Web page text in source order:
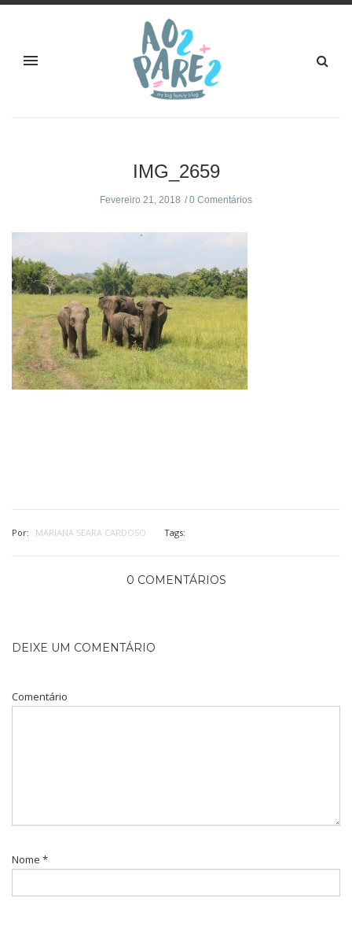
IMG_2659
Fevereiro 21, 2018 0 Comentários
Por: MARIANA SEARA CARDOSO Tags:
0 COMENTÁRIOS
DEIXE UM COMENTÁRIO
Comentário
Nome *